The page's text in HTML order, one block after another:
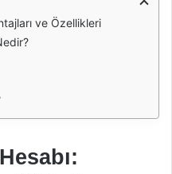
ve Özellikleri